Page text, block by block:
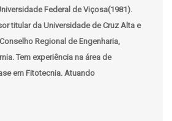
Federal de Viçosa(1981).
titular da Universidade de Cruz Alta e
Regional de Engenharia,
Tem experiência na área de
em Fitotecnia. Atuando